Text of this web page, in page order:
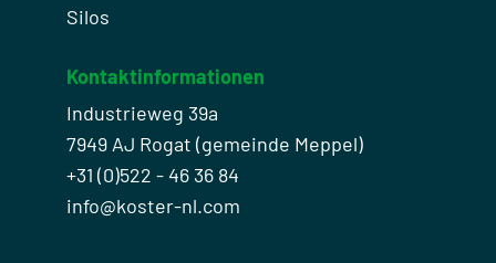
Silos
Kontaktinformationen
Industrieweg 39a
7949 AJ Rogat (gemeinde Meppel)
+31 (0)522 - 46 36 84
info@koster-nl.com